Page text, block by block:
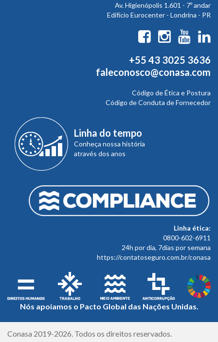
Av. Higienópolis 1.601 - 7º andar
Edifício Eurocenter - Londrina - PR
+55 43 3025 3636
faleconosco@conasa.com
Código de Ética e Postura
Código de Conduta de Fornecedor
Linha do tempo
Conheça nossa história
através dos anos
Linha ética:
0800-602-6911
24h por dia, 7dias por semana
https://contatoseguro.com.br/conasa
Nós apoiamos o Pacto Global das Nações Unidas.
Créditos
Conasa 2019-2026. Todos os direitos reservados.